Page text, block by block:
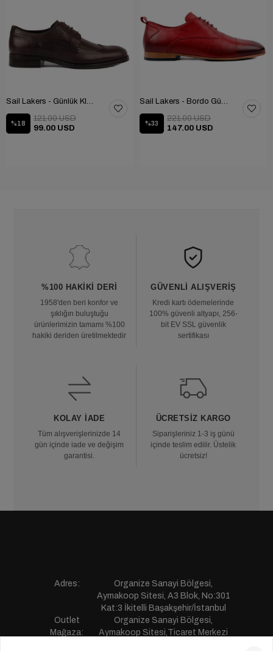
Sail Lakers - Günlük Klasik Ayakkabı 101-9604-686
%18
99.00 USD
121.00 USD
Sail Lakers - Bordo Günlük Ayakkabı 101-3413-11464N
%33
147.00 USD
221.00 USD
%100 HAKIKI DERI
1958'den beri konfor ve
şıklığın buluştuğu
ürünlerimizin tamamı %100
hakiki deriden üretilmektedir
GÜVENLI ALIŞVERIŞ
Kredi kartı ödemelerinde
100% güvenli altyapı, 256-
bit EV SSL güvenlik
sertifikası
KOLAY İADE
Tüm alışverişlerinizde 14
gün içinde iade ve değişim
garantisi.
ÜCRETSIZ KARGO
Siparişleriniz 1-3 iş günü
içinde teslim edilir. Üstelik
ücretsiz!
Adres:
Organize Sanayi Bölgesi,
Aymakoop Sitesi, A3 Blok, No:301
Kat:3 İkitelli Başakşehir/İstanbul
Outlet
Mağaza:
Organize Sanayi Bölgesi,
Aymakoop Sitesi,Ticaret Merkezi